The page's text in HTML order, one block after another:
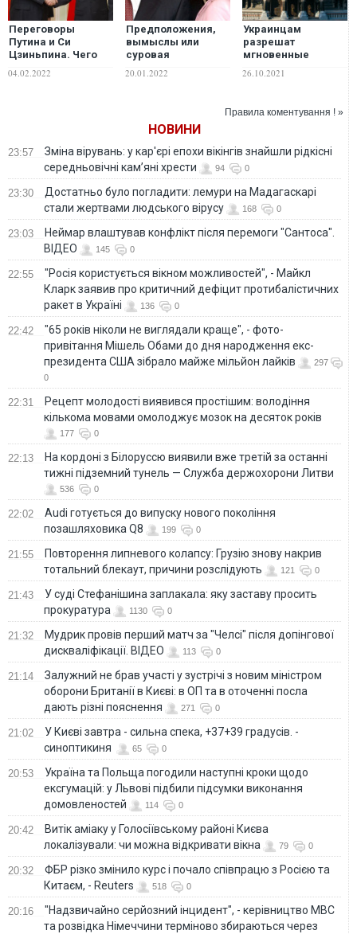
Переговоры
Путина и Си
Цзиньпина. Чего
"посоветует" Пекин
04.02.2022
Предположения,
вымыслы или
суровая
Путин убивает за
20.01.2022
Украинцам
разрешат
мгновенные
переводы по
будет работать?
26.10.2021
Правила коментування ! »
НОВИНИ
23:57
Зміна вірувань: у кар'єрі епохи вікінгів знайшли рідкісні
середньовічні кам’яні хрести
94 0
23:30
Достатньо було погладити: лемури на Мадагаскарі
стали жертвами людського вірусу
168 0
23:03
Неймар влаштував конфлікт після перемоги "Сантоса".
ВІДЕО
145 0
22:55
"Росія користується вікном можливостей", - Майкл
Кларк заявив про критичний дефіцит протибалістичних
ракет в Україні
136 0
22:42
"65 років ніколи не виглядали краще", - фото-
привітання Мішель Обами до дня народження екс-
президента США зібрало майже мільйон лайків
297
0
22:31
Рецепт молодості виявився простішим: володіння
кількома мовами омолоджує мозок на десяток років
177 0
22:13
На кордоні з Білоруссю виявили вже третій за останні
тижні підземний тунель — Служба держохорони Литви
536 0
22:02
Audi готується до випуску нового покоління
позашляховика Q8
199 0
21:55
Повторення липневого колапсу: Грузію знову накрив
тотальний блекаут, причини розслідують
121 0
21:43
У суді Стефанішина заплакала: яку заставу просить
прокуратура
1130 0
21:32
Мудрик провів перший матч за "Челсі" після допінгової
дискваліфікації. ВІДЕО
113 0
21:14
Залужний не брав участі у зустрічі з новим міністром
оборони Британії в Києві: в ОП та в оточенні посла
дають різні пояснення
271 0
21:02
У Києві завтра - сильна спека, +37+39 градусів. -
синоптикиня
65 0
20:53
Україна та Польща погодили наступні кроки щодо
ексгумацій: у Львові підбили підсумки виконання
домовленостей
114 0
20:42
Витік аміаку у Голосіївському районі Києва
локалізували: чи можна відкривати вікна
79 0
20:32
ФБР різко змінило курс і почало співпрацю з Росією та
Китаєм, - Reuters
518 0
20:16
"Надзвичайно серйозний інцидент", - керівництво МВС
та розвідка Німеччини терміново збираються через